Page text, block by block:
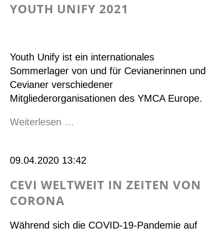
YOUTH UNIFY 2021
Youth Unify ist ein internationales
Sommerlager von und für Cevianerinnen und
Cevianer verschiedener
Mitgliederorganisationen des YMCA Europe.
Weiterlesen …
09.04.2020 13:42
CEVI WELTWEIT IN ZEITEN VON
CORONA
Während sich die COVID-19-Pandemie auf